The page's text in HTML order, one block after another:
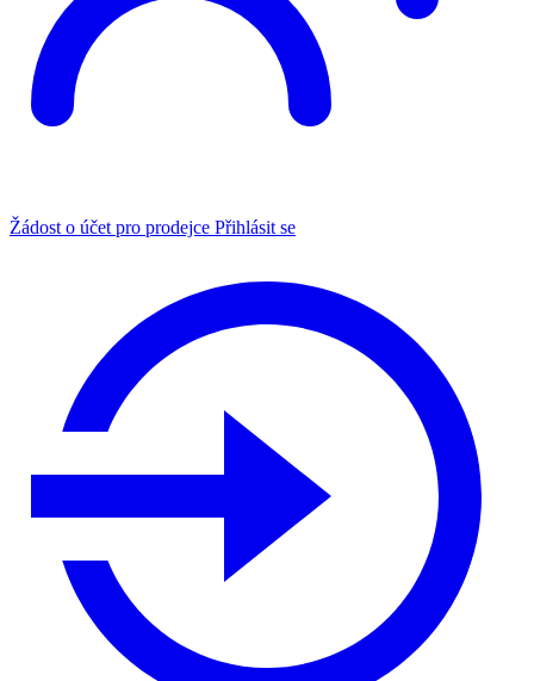
Žádost o účet pro prodejce Přihlásit se